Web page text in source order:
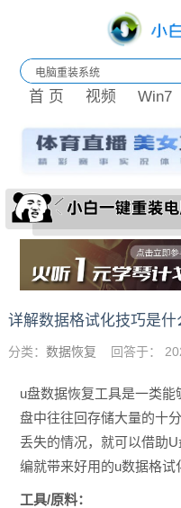
首 页 视频 Win7
详解数据格试化技巧是什
分类： 数据恢复 回答于：
u盘数据恢复工具是一类
盘中往往回存储大量的十
丢失的情况，就可以借助
编就带来好用的u数据格试
工具/原料：